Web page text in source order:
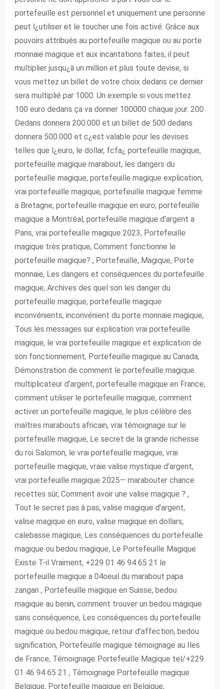
portefeuille est personnel et uniquement une personne
peut l¿utiliser et le toucher une fois activé. Grâce aux
pouvoirs attribués au portefeuille magique ou au porte
monnaie magique et aux incantations faites, il peut
multiplier jusqu¿à un million et plus toute devise, si
vous mettez un billet de votre choix dedans ce dernier
sera multiplié par 1000. Un exemple si vous mettez
100 euro dedans ça va donner 100000 chaque jour. 200
Dedans donnera 200.000 et un billet de 500 dedans
donnera 500.000 et c¿est valable pour les devises
telles que l¿euro, le dollar, fcfa¿ portefeuille magique,
portefeuille magique marabout, les dangers du
portefeuille magique, portefeuille magique explication,
vrai portefeuille magique, portefeuille magique femme
a Bretagne, portefeuille magique en euro, portefeuille
magique a Montréal, portefeuille magique d’argent a
Paris, vrai portefeuille magique 2023, Portefeuille
magique très pratique, Comment fonctionne le
portefeuille magique? , Portefeuille, Magique, Porte
monnaie, Les dangers et conséquences du portefeuille
magique, Archives des quel son les danger du
portefeuille magique, portefeuille magique
inconvénients, inconvénient du porte monnaie magique,
Tous les messages sur explication vrai portefeuille
magique, le vrai portefeuille magique et explication de
son fonctionnement, Portefeuille magique au Canada,
Démonstration de comment le portefeuille magique
multiplicateur d’argent, portefeuille magique en France,
comment utiliser le portefeuille magique, comment
activer un portefeuille magique, le plus célèbre des
maîtres marabouts africain, vrai témoignage sur le
portefeuille magique, Le secret de la grande richesse
du roi Salomon, le vrai portefeuille magique, vrai
portefeuille magique, vraie valise mystique d’argent,
vrai portefeuille magique 2025— marabouter chance
recettes sûr, Comment avoir une valise magique ? ,
Tout le secret pas à pas, valise magique d’argent,
valise magique en euro, valise magique en dollars,
calebasse magique, Les conséquences du portefeuille
magique ou bedou magique, Le Portefeuille Magique
Existe T-il Vraiment, +229 01 46 94 65 21 le
portefeuille magique a 04oeuil du marabout papa
zangan , Portefeuille magique en Suisse, bedou
magique au benin, comment trouver un bedou magique
sans conséquence, Les conséquences du portefeuille
magique ou bedou magique, retour d’affection, bedou
signification, Portefeuille magique témoignage au Iles
de France, Témoignage Portefeuille Magique tel/+229
01 46 94 65 21 , Témoignage Portefeuille magique
Belgique, Portefeuille magique en Belgique,